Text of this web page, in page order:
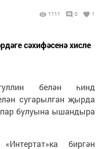
1111 0 1
сәхифәсенә хисле
белән һинд
сугарылган җырда
булуына ышандыра
биргән